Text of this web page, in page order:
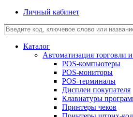
Личный кабинет
Каталог
Автоматизация торговли и
POS-компьютеры
POS-мониторы
POS-терминалы
Дисплеи покупателя
Клавиатуры
Принтеры чеков